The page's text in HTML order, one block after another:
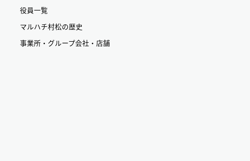
役員一覧
マルハチ村松の歴史
事業所・グループ会社・店舗